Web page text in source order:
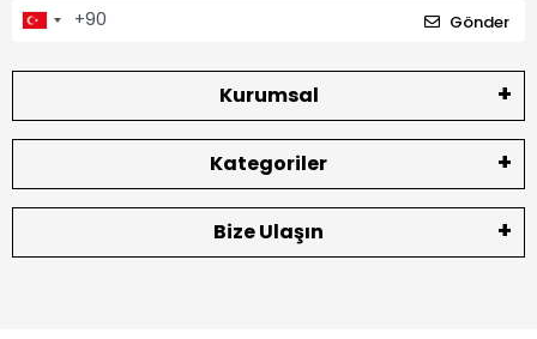
Gönder
Kurumsal
Kategoriler
Bize Ulaşın